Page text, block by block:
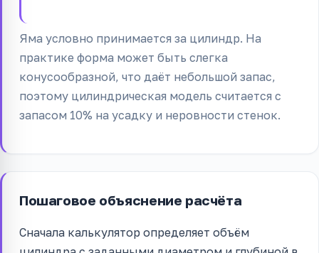
Яма условно принимается за цилиндр. На
практике форма может быть слегка
конусообразной, что даёт небольшой запас,
поэтому цилиндрическая модель считается с
запасом 10% на усадку и неровности стенок.
Пошаговое объяснение расчёта
Сначала калькулятор определяет объём